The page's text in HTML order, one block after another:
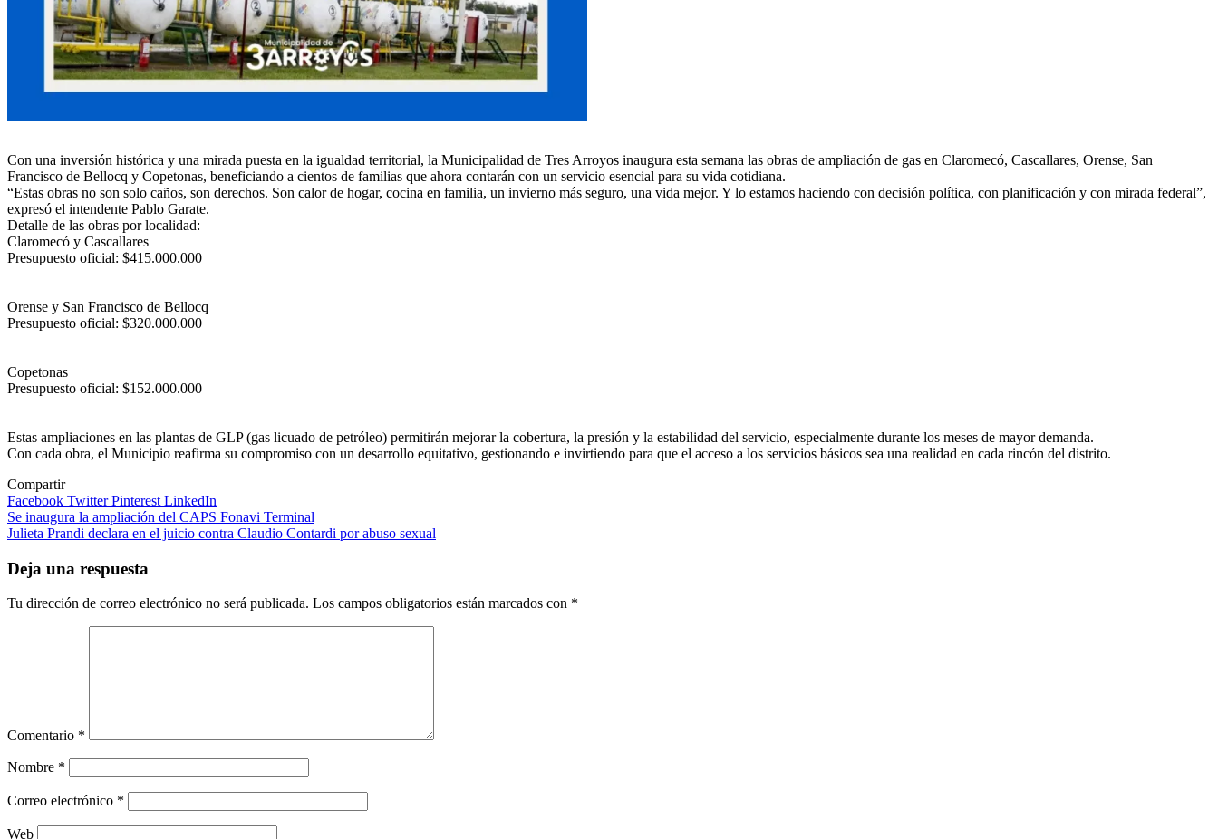
Con una inversión histórica y una mirada puesta en la igualdad territorial, la Municipalidad de Tres Arroyos inaugura esta semana las obras de ampliación de gas en Claromecó, Cascallares, Orense, San
Francisco de Bellocq y Copetonas, beneficiando a cientos de familias que ahora contarán con un servicio esencial para su vida cotidiana.
“Estas obras no son solo caños, son derechos. Son calor de hogar, cocina en familia, un invierno más seguro, una vida mejor. Y lo estamos haciendo con decisión política, con planificación y con mirada federal”,
expresó el intendente Pablo Garate.
Detalle de las obras por localidad:
Claromecó y Cascallares
Presupuesto oficial: $415.000.000
Orense y San Francisco de Bellocq
Presupuesto oficial: $320.000.000
Copetonas
Presupuesto oficial: $152.000.000
Estas ampliaciones en las plantas de GLP (gas licuado de petróleo) permitirán mejorar la cobertura, la presión y la estabilidad del servicio, especialmente durante los meses de mayor demanda.
Con cada obra, el Municipio reafirma su compromiso con un desarrollo equitativo, gestionando e invirtiendo para que el acceso a los servicios básicos sea una realidad en cada rincón del distrito.
Compartir
Facebook TwitterPinterest LinkedIn
Navegación
de
entradas
Se inaugura la ampliación del CAPS Fonavi Terminal
Julieta Prandi declara en el juicio contra Claudio Contardi por abuso sexual
Deja una respuesta
Tu dirección de correo electrónico no será publicada. Los campos obligatorios están marcados con *
Comentario *
Nombre *
Correo electrónico *
Web